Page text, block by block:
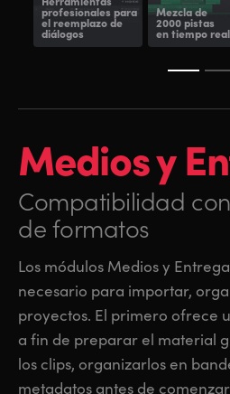
profesionales para
el reemplazode
diálogos
Mezcla de
2000 pistas
en tiempo real
Medios y
Compatibilidad
de formatos
Los módulos Medios y
necesario para importar,
proyectos. El primero ofrece
a fin de preparar el material
los clips, organizarlos en
metadatos antes de